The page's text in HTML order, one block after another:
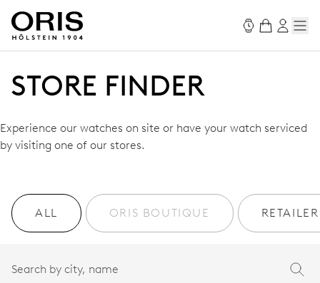
STORE FINDER
Experience our watches on site or have your watch serviced
by visiting one of our stores.
ALL ORIS BOUTIQUE RETAILER